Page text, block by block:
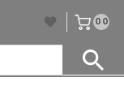
00